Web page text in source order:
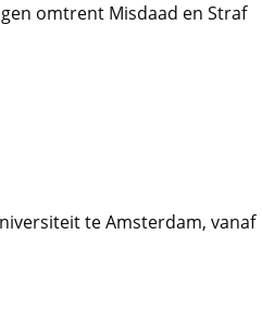
omtrent Misdaad en Straf
te Amsterdam, vanaf